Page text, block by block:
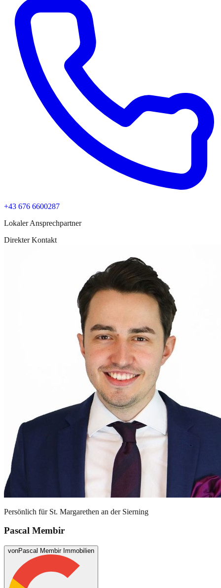
+43 676 6600287
Lokaler Ansprechpartner
Direkter Kontakt
Persönlich für St. Margarethen an der Sierning
Pascal Membir
vonPascal Membir Immobilien